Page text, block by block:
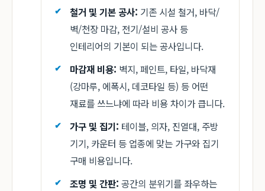
철거 및 기본 공사: 기존 시설 철거, 바닥/
벽/천장 마감, 전기/설비 공사 등
인테리어의 기본이 되는 공사입니다.
마감재 비용: 벽지, 페인트, 타일, 바닥재
(강마루, 에폭시, 데코타일 등) 등 어떤
재료를 쓰느냐에 따라 비용 차이가 큽니다.
가구 및 집기: 테이블, 의자, 진열대, 주방
기기, 카운터 등 업종에 맞는 가구와 집기
구매 비용입니다.
조명 및 간판: 공간의 분위기를 좌우하는